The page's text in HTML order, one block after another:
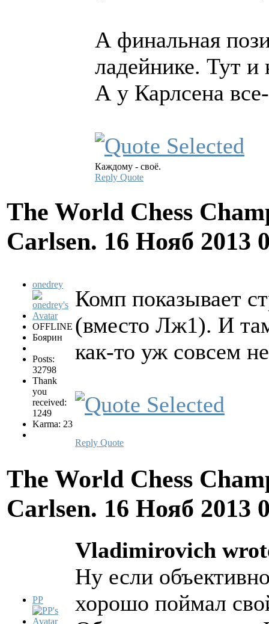
А финальная
ладейнике. Тут
А у Карлсена
Каждому - своё.
Reply Quote
The World Chess
Carlsen. 16 Нояб 2013
onedrey
OFFLINE
Боярин
Posts:
32798
Thank
you
received:
1249
Karma: 23
Комп показывает
(вместо Лж1). И
как-то уж совсем
Reply Quote
The World Chess
Carlsen. 16 Нояб 2013
PP
Vladimirovich
Ну если
хорошо поймал